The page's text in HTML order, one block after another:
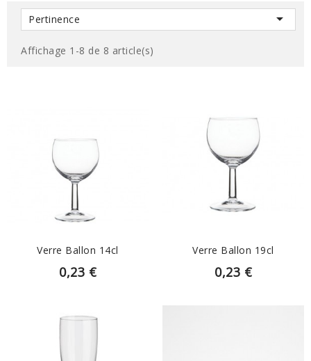
Pertinence 
Affichage 1-8 de 8 article(s)
EN SAVOIR PLUS
Verre Ballon 14cl
0,23 €
EN SAVOIR PLUS
Verre Ballon 19cl
0,23 €